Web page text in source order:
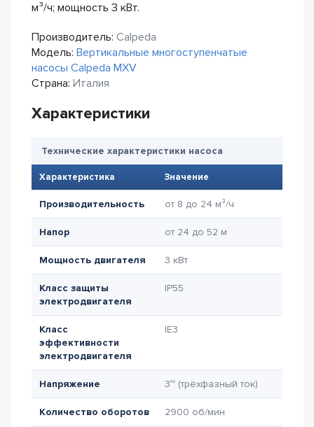
м³/ч; мощность 3 кВт.
Производитель: Calpeda
Модель: Вертикальные многоступенчатые
насосы Calpeda MXV
Страна: Италия
Характеристики
Технические характеристики насоса
Характеристика Значение
Производительность от 8 до 24 м³/ч
Напор от 24 до 52 м
Мощность двигателя 3 кВт
Класс защиты
электродвигателя
IP55
Класс
эффективности
электродвигателя
IE3
Напряжение 3~ (трёхфазный ток)
Количество оборотов 2900 об/мин